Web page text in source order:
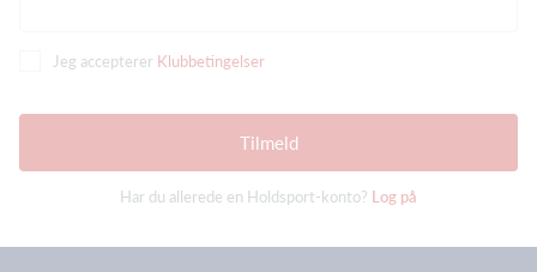
Jeg accepterer Klubbetingelser
Tilmeld
Har du allerede en Holdsport-konto? Log på